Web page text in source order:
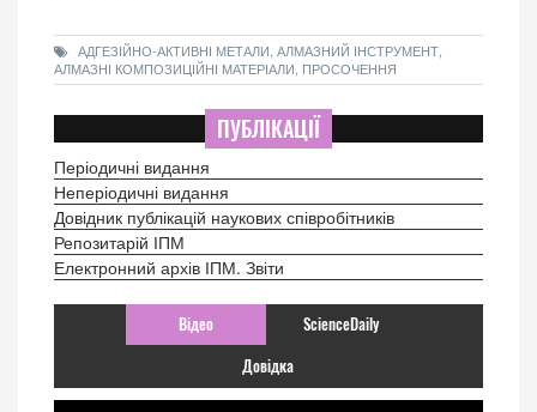
АДГЕЗІЙНО-АКТИВНІ МЕТАЛИ, АЛМАЗНИЙ ІНСТРУМЕНТ,
АЛМАЗНІ КОМПОЗИЦІЙНІ МАТЕРІАЛИ, ПРОСОЧЕННЯ
ПУБЛІКАЦІЇ
Періодичні видання
Неперіодичні видання
Довідник публікацій наукових співробітників
Репозитарій ІПМ
Електронний архів ІПМ. Звіти
Відео ScienceDaily
Довідка